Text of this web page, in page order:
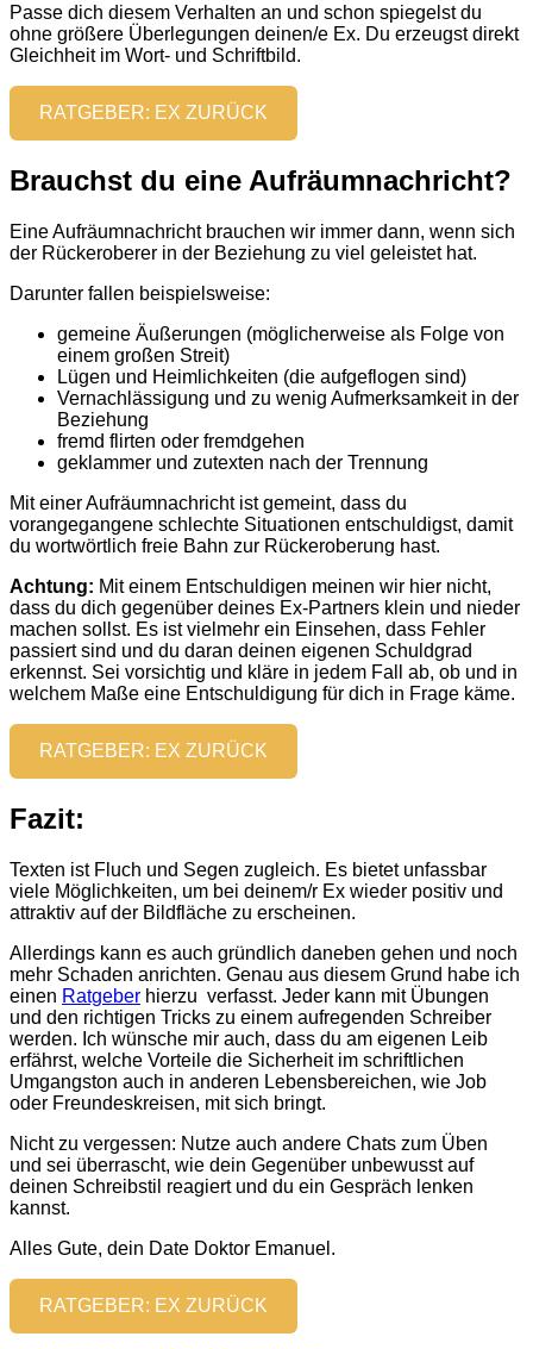
Passe dich diesem Verhalten an und schon spiegelst du
ohne größere Überlegungen deinen/e Ex. Du erzeugst direkt
Gleichheit im Wort- und Schriftbild.
RATGEBER: EX ZURÜCK
Brauchst du eine Aufräumnachricht?
Eine Aufräumnachricht brauchen wir immer dann, wenn sich
der Rückeroberer in der Beziehung zu viel geleistet hat.
Darunter fallen beispielsweise:
gemeine Äußerungen (möglicherweise als Folge von
einem großen Streit)
Lügen und Heimlichkeiten (die aufgeflogen sind)
Vernachlässigung und zu wenig Aufmerksamkeit in der
Beziehung
fremd flirten oder fremdgehen
geklammer und zutexten nach der Trennung
Mit einer Aufräumnachricht ist gemeint, dass du
vorangegangene schlechte Situationen entschuldigst, damit
du wortwörtlich freie Bahn zur Rückeroberung hast.
Achtung: Mit einem Entschuldigen meinen wir hier nicht,
dass du dich gegenüber deines Ex-Partners klein und nieder
machen sollst. Es ist vielmehr ein Einsehen, dass Fehler
passiert sind und du daran deinen eigenen Schuldgrad
erkennst. Sei vorsichtig und kläre in jedem Fall ab, ob und in
welchem Maße eine Entschuldigung für dich in Frage käme.
RATGEBER: EX ZURÜCK
Fazit:
Texten ist Fluch und Segen zugleich. Es bietet unfassbar
viele Möglichkeiten, um bei deinem/r Ex wieder positiv und
attraktiv auf der Bildfläche zu erscheinen.
Allerdings kann es auch gründlich daneben gehen und noch
mehr Schaden anrichten. Genau aus diesem Grund habe ich
einen Ratgeber hierzu verfasst. Jeder kann mit Übungen
und den richtigen Tricks zu einem aufregenden Schreiber
werden. Ich wünsche mir auch, dass du am eigenen Leib
erfährst, welche Vorteile die Sicherheit im schriftlichen
Umgangston auch in anderen Lebensbereichen, wie Job
oder Freundeskreisen, mit sich bringt.
Nicht zu vergessen: Nutze auch andere Chats zum Üben
und sei überrascht, wie dein Gegenüber unbewusst auf
deinen Schreibstil reagiert und du ein Gespräch lenken
kannst.
Alles Gute, dein Date Doktor Emanuel.
RATGEBER: EX ZURÜCK